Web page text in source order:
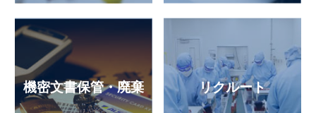
機密文書保管・廃棄 リクルート